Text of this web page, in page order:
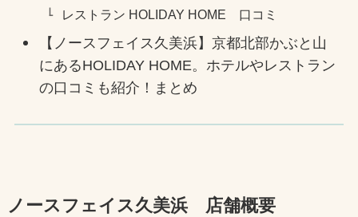
レストラン HOLIDAY HOME 口コミ
【ノースフェイス久美浜】京都北部かぶと山
にあるHOLIDAY HOME。ホテルやレストラン
の口コミも紹介！まとめ
ノースフェイス久美浜 店舗概要